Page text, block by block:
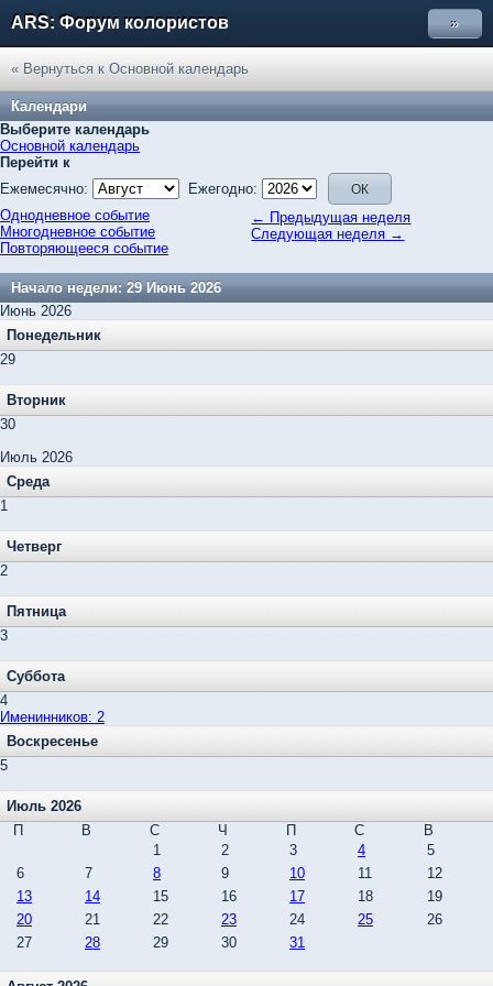
ARS: Форум колористов »
« Вернуться к Основной календарь
Календари
Выберите календарь
Основной календарь
Перейти к
Ежемесячно:
Ежегодно:
← Предыдущая неделя
Следующая неделя →
Однодневное событие
Многодневное событие
Повторяющееся событие
Начало недели: 29 Июнь 2026
Июнь 2026
Понедельник
29
Вторник
30
Июль 2026
Среда
1
Четверг
2
Пятница
3
Суббота
4
Именинников: 2
Воскресенье
5
Июль 2026
П
В С Ч П С
В
1
2 3 4
5
6
7 8 9 10 11
12
13
14 15 16 17 18
19
20
21 22 23 24 25
26
27
28 29 30 31